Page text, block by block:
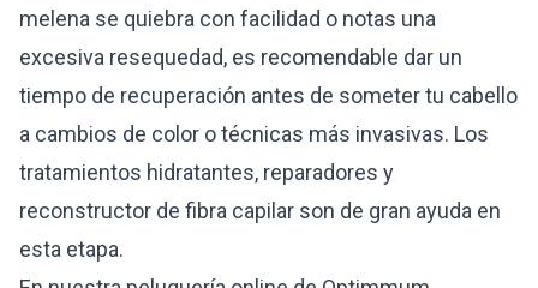
melena se quiebra con facilidad o notas una
excesiva resequedad, es recomendable dar un
tiempo de recuperación antes de someter tu cabello
a cambios de color o técnicas más invasivas. Los
tratamientos hidratantes, reparadores y
reconstructor de fibra capilar son de gran ayuda en
esta etapa.